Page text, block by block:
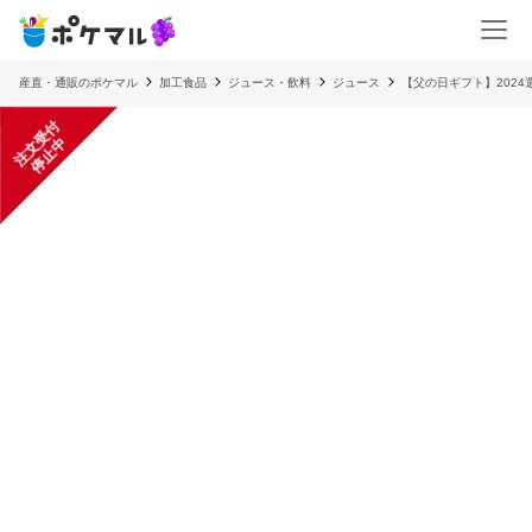
産直・通販のポケマル 加工食品 ジュース・飲料 ジュース 【父の日ギフト】
注
文
受
付
停
止
中